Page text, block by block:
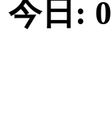
今日: 0